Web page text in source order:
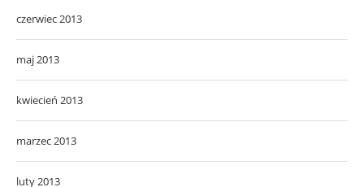
czerwiec 2013
maj 2013
kwiecień 2013
marzec 2013
luty 2013